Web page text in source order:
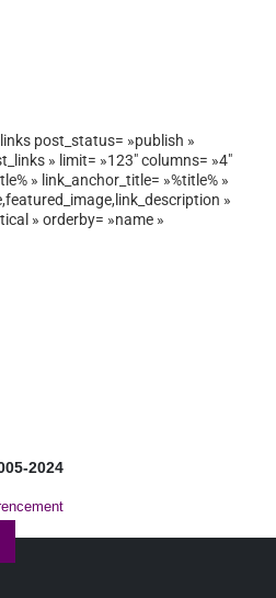
post_status= »publish »
» limit= »123″ columns= »4″
» link_anchor_title= »%title% »
»
» orderby= »name »
2024